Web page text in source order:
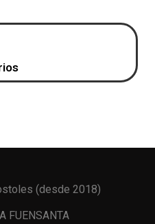
(desde 2018)
FUENSANTA